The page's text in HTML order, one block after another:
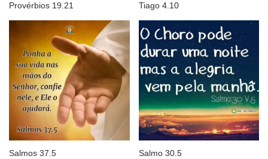
Provérbios 19.21 Tiago 4.10
Salmos 37.5 Salmo 30.5